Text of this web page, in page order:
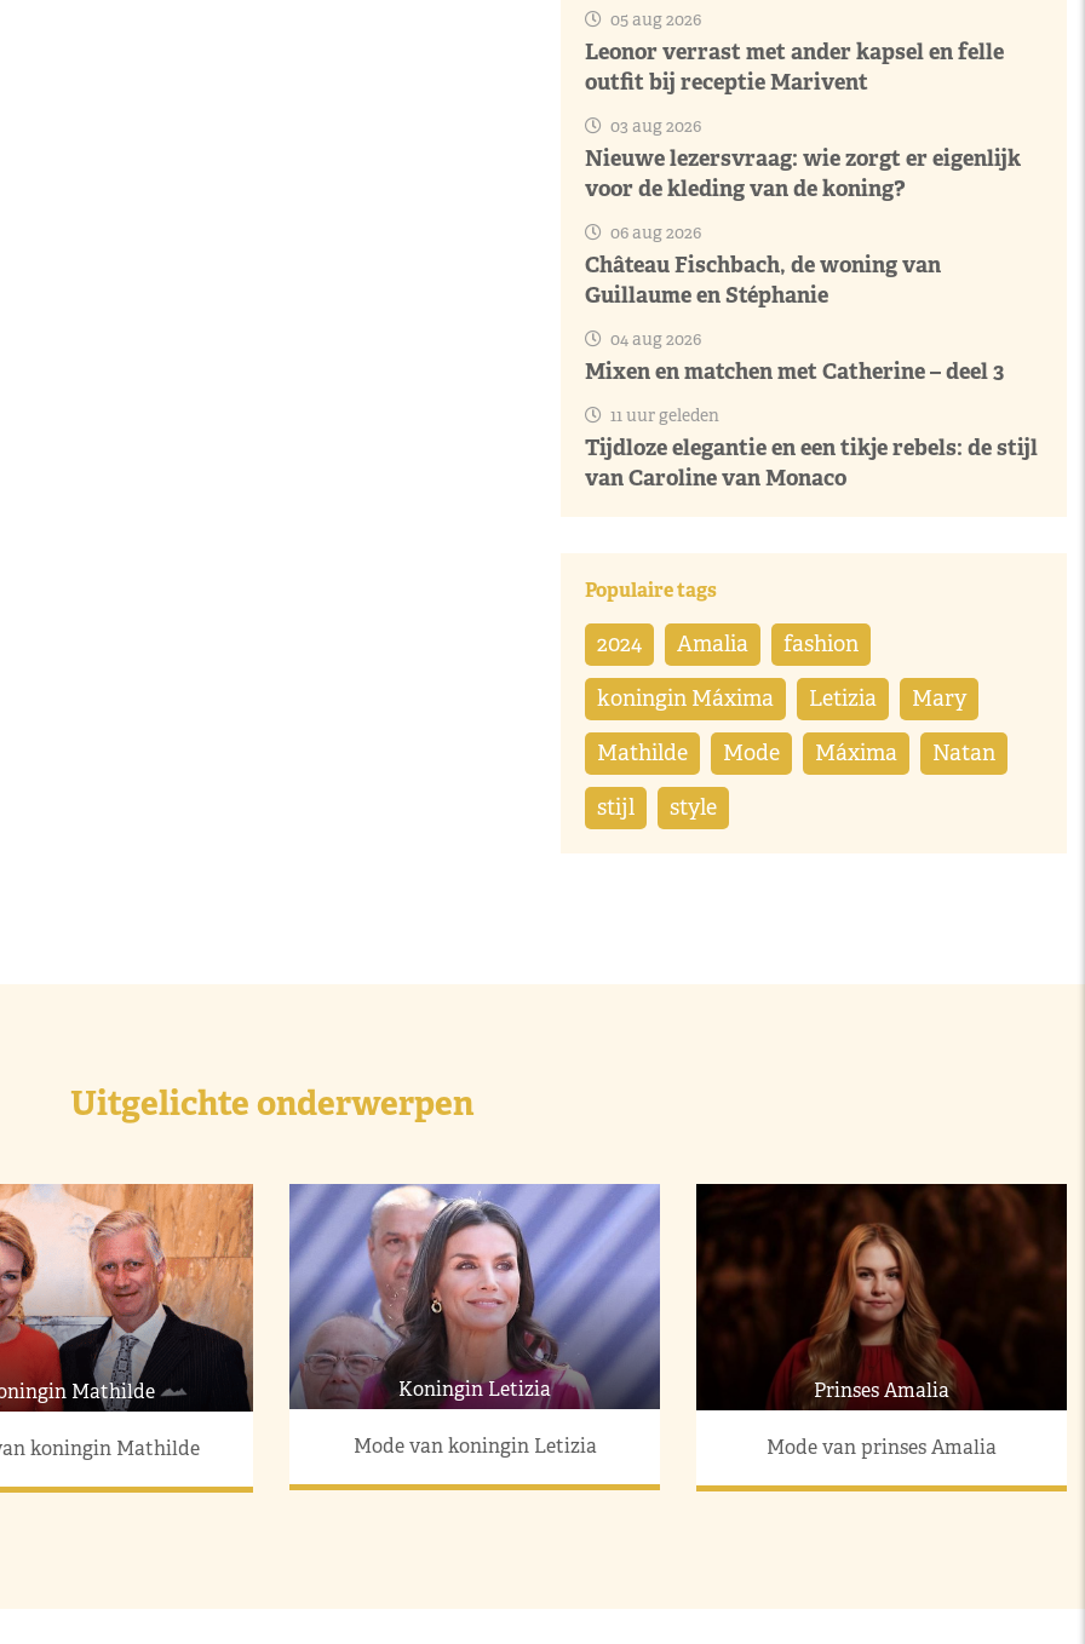
05 aug 2026
Leonor verrast met ander kapsel en felle
outfit bij receptie Marivent
03 aug 2026
Nieuwe lezersvraag: wie zorgt er eigenlijk
voor de kleding van de koning?
06 aug 2026
Château Fischbach, de woning van
Guillaume en Stéphanie
04 aug 2026
Mixen en matchen met Catherine – deel 3
11 uur geleden
Tijdloze elegantie en een tikje rebels: de stijl
van Caroline van Monaco
Populaire tags
2024 Amalia fashion
koningin Máxima Letizia Mary
Mathilde Mode Máxima Natan
stijl style
Uitgelichte onderwerpen
Mathilde
koningin Mathilde
Koningin Letizia
Mode van koningin Letizia
Prinses Amalia
Mode van prinses Amalia